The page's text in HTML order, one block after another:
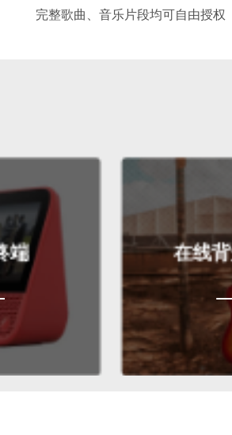
完整歌曲、音乐片段均可自由授权
在线背景音乐